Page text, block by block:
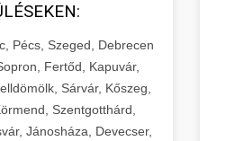
Pécs, Szeged, Debrecen
Fertőd, Kapuvár,
Sárvár, Kőszeg,
Szentgotthárd,
Jánosháza, Devecser,